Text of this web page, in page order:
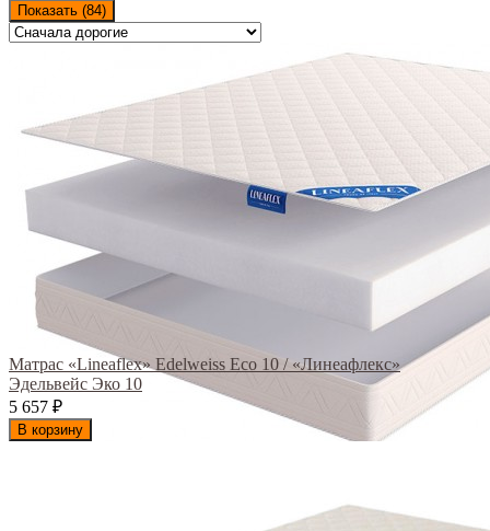
Показать (84)
Матрас «Lineaflex» Edelweiss Eco 10 / «Линеафлекс»
Эдельвейс Эко 10
5 657 ₽
В корзину